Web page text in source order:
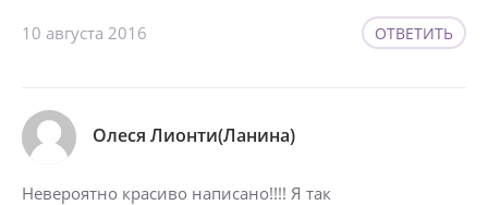
10 августа 2016 ОТВЕТИТЬ
Олеся Лионти(Ланина)
Невероятно красиво написано!!!! Я так